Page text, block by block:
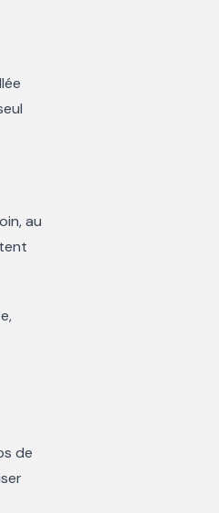
au
de